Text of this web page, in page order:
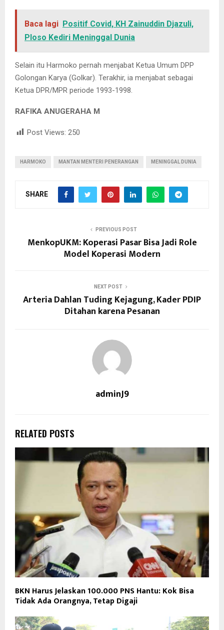
Baca lagi Positif Covid, KH Zainuddin Djazuli,
Ploso Kediri Meninggal Dunia
Selain itu Harmoko pernah menjabat Ketua Umum DPP
Golongan Karya (Golkar). Terakhir, ia menjabat sebagai
Ketua DPR/MPR periode 1993-1998.
RAFIKA ANUGERAHA M
Post Views: 250
HARMOKO MANTAN MENTERI PENERANGAN MENINGGAL DUNIA
SHARE
PREVIOUS POST
MenkopUKM: Koperasi Pasar Bisa Jadi Role
Model Koperasi Modern
NEXT POST
Arteria Dahlan Tuding Kejagung, Kader PDIP
Ditahan karena Pesanan
adminJ9
RELATED POSTS
BKN Harus Jelaskan 100.000 PNS Hantu: Kok Bisa
Tidak Ada Orangnya, Tetap Digaji